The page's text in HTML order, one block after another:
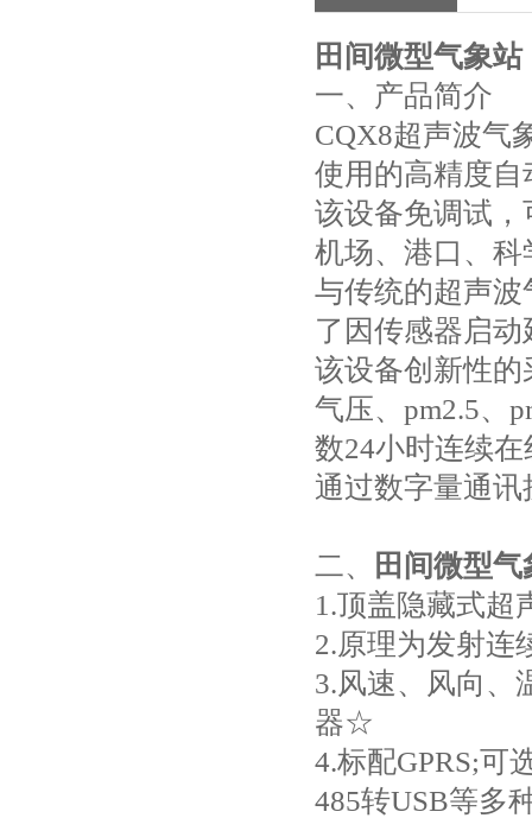
田间微型气象站
一、产品简介
CQX8超声波气
使用的高精度
该设备免调试
机场、港口、
与传统的超声
了因传感器启
该设备创新性
气压、pm2.5、
数24小时连续
通过数字量通
二、
田间微型气
1.顶盖隐藏式
2.原理为发射连
3.风速、风向、
器☆
4.标配GPRS;可
485转USB等多